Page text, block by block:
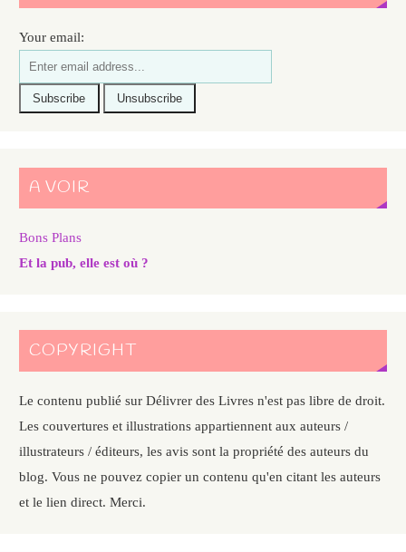
Your email:
A VOIR
Bons Plans
Et la pub, elle est où ?
COPYRIGHT
Le contenu publié sur Délivrer des Livres n'est pas libre de droit.
Les couvertures et illustrations appartiennent aux auteurs /
illustrateurs / éditeurs, les avis sont la propriété des auteurs du
blog. Vous ne pouvez copier un contenu qu'en citant les auteurs
et le lien direct. Merci.